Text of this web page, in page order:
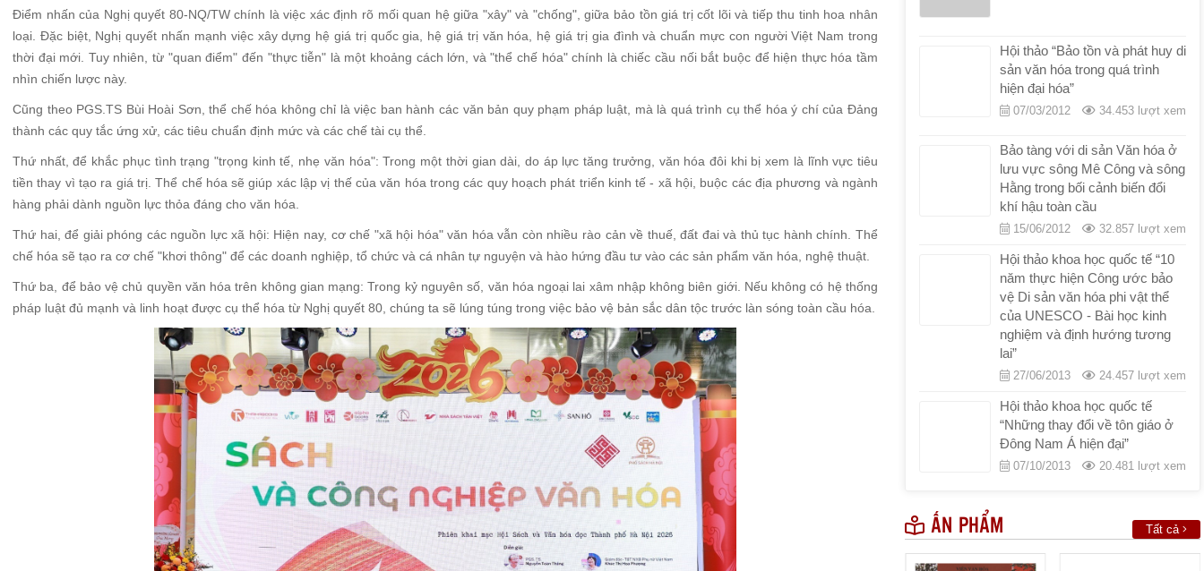
Điểm nhấn của Nghị quyết 80-NQ/TW chính là việc xác định rõ mối quan hệ giữa "xây" và "chống", giữa bảo tồn giá trị cốt lõi và tiếp thu tinh hoa nhân
loại. Đặc biệt, Nghị quyết nhấn mạnh việc xây dựng hệ giá trị quốc gia, hệ giá trị văn hóa, hệ giá trị gia đình và chuẩn mực con người Việt Nam trong
thời đại mới. Tuy nhiên, từ "quan điểm" đến "thực tiễn" là một khoảng cách lớn, và "thể chế hóa" chính là chiếc cầu nối bắt buộc để hiện thực hóa tầm
nhìn chiến lược này.
Cũng theo PGS.TS Bùi Hoài Sơn, thể chế hóa không chỉ là việc ban hành các văn bản quy phạm pháp luật, mà là quá trình cụ thể hóa ý chí của Đảng
thành các quy tắc ứng xử, các tiêu chuẩn định mức và các chế tài cụ thể.
Thứ nhất, để khắc phục tình trạng "trọng kinh tế, nhẹ văn hóa": Trong một thời gian dài, do áp lực tăng trưởng, văn hóa đôi khi bị xem là lĩnh vực tiêu
tiền thay vì tạo ra giá trị. Thể chế hóa sẽ giúp xác lập vị thế của văn hóa trong các quy hoạch phát triển kinh tế - xã hội, buộc các địa phương và ngành
hàng phải dành nguồn lực thỏa đáng cho văn hóa.
Thứ hai, để giải phóng các nguồn lực xã hội: Hiện nay, cơ chế "xã hội hóa" văn hóa vẫn còn nhiều rào cản về thuế, đất đai và thủ tục hành chính. Thể
chế hóa sẽ tạo ra cơ chế "khơi thông" để các doanh nghiệp, tổ chức và cá nhân tự nguyện và hào hứng đầu tư vào các sản phẩm văn hóa, nghệ thuật.
Thứ ba, để bảo vệ chủ quyền văn hóa trên không gian mạng: Trong kỷ nguyên số, văn hóa ngoại lai xâm nhập không biên giới. Nếu không có hệ thống
pháp luật đủ mạnh và linh hoạt được cụ thể hóa từ Nghị quyết 80, chúng ta sẽ lúng túng trong việc bảo vệ bản sắc dân tộc trước làn sóng toàn cầu hóa.
Hội thảo “Bảo tồn và phát huy di
sản văn hóa trong quá trình
hiện đại hóa”
07/03/2012 34.453 lượt xem
Bảo tàng với di sản Văn hóa ở
lưu vực sông Mê Công và sông
Hằng trong bối cảnh biến đổi
khí hậu toàn cầu
15/06/2012 32.857 lượt xem
Hội thảo khoa học quốc tế “10
năm thực hiện Công ước bảo
vệ Di sản văn hóa phi vật thể
của UNESCO - Bài học kinh
nghiệm và định hướng tương
lai”
27/06/2013 24.457 lượt xem
Hội thảo khoa học quốc tế
“Những thay đổi về tôn giáo ở
Đông Nam Á hiện đại”
07/10/2013 20.481 lượt xem
ẤN PHẨM Tất cả